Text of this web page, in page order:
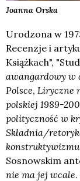
Joanna Orska
Urodzona w
Recenzje i
Książkach",
awangardowy w
Polsce, Liryczne
polskiej 1989-
polityczność w
Składnia/
konstruktywizmu
Sosnowskim
nie ma jej wcale